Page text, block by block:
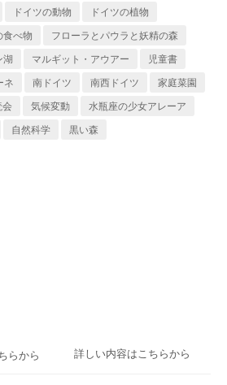
ドイツの動物
ドイツの植物
食べ物
フローラとパウラと妖精の森
湖 マルギット・アウアー
児童書
ネ
南ドイツ 南西ドイツ
家庭菜園
会 気候変動
水瓶座の少女アレーア
自然科学 黒い森
詳しい内容はこちらから